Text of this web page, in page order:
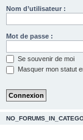
Nom d’utilisateur :
Mot de passe :
Se souvenir de moi
Masquer mon statut